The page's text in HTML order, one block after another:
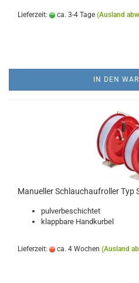
Lieferzeit: ca. 3-4 Tage (Ausland
IN DEN
Manueller Schlauchaufroller Typ
pulverbeschichtet
klappbare Handkurbel
Lieferzeit: ca. 4 Wochen (Ausland